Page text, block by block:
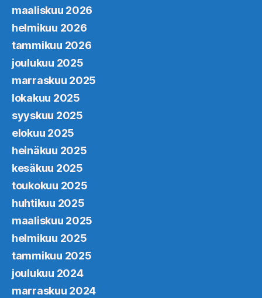
maaliskuu 2026
helmikuu 2026
tammikuu 2026
joulukuu 2025
marraskuu 2025
lokakuu 2025
syyskuu 2025
elokuu 2025
heinäkuu 2025
kesäkuu 2025
toukokuu 2025
huhtikuu 2025
maaliskuu 2025
helmikuu 2025
tammikuu 2025
joulukuu 2024
marraskuu 2024